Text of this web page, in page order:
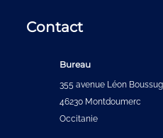
Contact
Bureau
355 avenue Léon
46230 Montdoumerc
Occitanie